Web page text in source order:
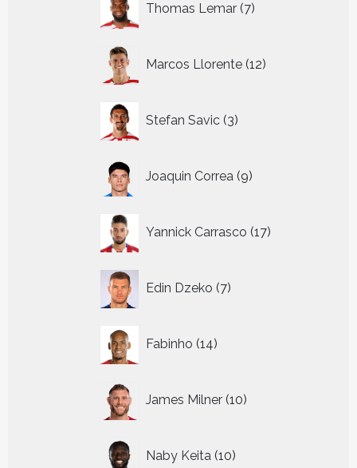
Thomas Lemar 7
producten
Marcos Llorente 12
producten
Stefan Savic 3
producten
Joaquin Correa 9
producten
Yannick Carrasco 17
producten
Edin Dzeko 7
producten
Fabinho 14
producten
James Milner 10
producten
Naby Keita 10
producten